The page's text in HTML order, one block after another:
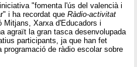
"fomenta l'ús del valencià i
i ha recordat queRàdio-activitat
Mitjans, Xarxa d'Educadors i
agraït la gran tasca desenvolupada
participants, ja que han fet
de ràdio escolar sobre